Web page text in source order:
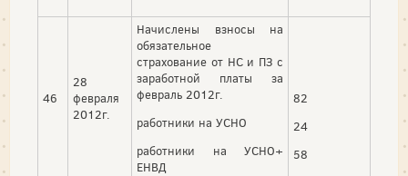
46
28
февраля
2012г.
Начислены взносы на
обязательное
страхование от НС и ПЗ с
заработной платы за
февраль 2012г.
работники на УСНО
работники на УСНО+
ЕНВД
82
24
58